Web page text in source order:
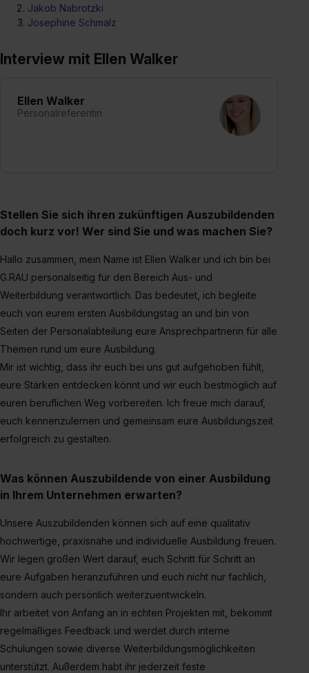
Jakob Nabrotzki
Josephine Schmalz
Interview mit Ellen Walker
Ellen Walker
Personalreferentin
Stellen Sie sich ihren zukünftigen Auszubildenden
doch kurz vor! Wer sind Sie und was machen Sie?
Hallo zusammen, mein Name ist Ellen Walker und ich bin bei
G.RAU personalseitig für den Bereich Aus- und
Weiterbildung verantwortlich. Das bedeutet, ich begleite
euch von eurem ersten Ausbildungstag an und bin von
Seiten der Personalabteilung eure Ansprechpartnerin für alle
Themen rund um eure Ausbildung.
Mir ist wichtig, dass ihr euch bei uns gut aufgehoben fühlt,
eure Stärken entdecken könnt und wir euch bestmöglich auf
euren beruflichen Weg vorbereiten. Ich freue mich darauf,
euch kennenzulernen und gemeinsam eure Ausbildungszeit
erfolgreich zu gestalten.
Was können Auszubildende von einer Ausbildung
in Ihrem Unternehmen erwarten?
Unsere Auszubildenden können sich auf eine qualitativ
hochwertige, praxisnahe und individuelle Ausbildung freuen.
Wir legen großen Wert darauf, euch Schritt für Schritt an
eure Aufgaben heranzuführen und euch nicht nur fachlich,
sondern auch persönlich weiterzuentwickeln.
Ihr arbeitet von Anfang an in echten Projekten mit, bekommt
regelmäßiges Feedback und werdet durch interne
Schulungen sowie diverse Weiterbildungsmöglichkeiten
unterstützt. Außerdem habt ihr jederzeit feste